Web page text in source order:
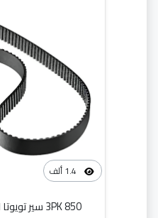
3PK 850 سير تويوتا اندونيسي - 3PK 850